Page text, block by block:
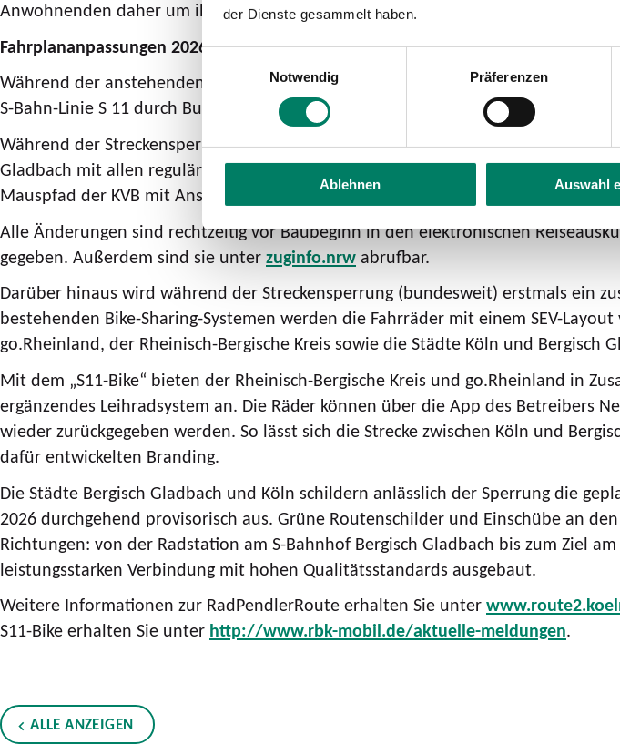
der Dienste gesammelt haben.
Einwilligungsauswahl
Notwendig
Präferenzen
Ablehnen Auswahl
Anwohnenden daher um ihr Verständnis.
Fahrplananpassungen 2026
Während der anstehenden Bauphase ist eine Streckensperrung notwendig. Im
S-Bahn-Linie S 11 durch Busse ersetzt
Während der Streckensperrung wird ein umfassendes Ersatzverkehrskonzept
Gladbach mit allen regulären Zwischenhalten. Zusätzlich verkehrt die LinieSEV S
Mauspfad der KVB mit Anschluss an die Stadtbahnlinien 3 und 13 Richtung Köln-
Alle Änderungen sind rechtzeitig vor Baubeginn in den elektronischen
gegeben. Außerdem sind sie unterzuginfo.nrwabrufbar.
Darüber hinaus wird während der Streckensperrung (bundesweit) erstmals ein
bestehenden Bike-Sharing-Systemen werden die Fahrräder mit einem SEV-
go.Rheinland, der Rheinisch-Bergische Kreis sowie die Städte Köln und Bergisch
Mit dem „S11-Bike“ bieten der Rheinisch-Bergische Kreis und go.Rheinland in
ergänzendes Leihradsystem an. Die Räder können über die App des Betreibers
wieder zurückgegeben werden. So lässt sich die Strecke zwischen Köln und
dafür entwickelten Branding.
Die Städte Bergisch Gladbach und Köln schildern anlässlich der Sperrung die
2026 durchgehend provisorisch aus. Grüne Routenschilder und Einschübe an
Richtungen: von der Radstation am S-Bahnhof Bergisch Gladbach bis zum Ziel
leistungsstarken Verbindung mit hohen Qualitätsstandards ausgebaut.
Weitere Informationen zur RadPendlerRoute erhalten Sie unter
S11-Bike erhalten Sie unter http://www.rbk-mobil.de/aktuelle-meldungen.
ALLE ANZEIGEN